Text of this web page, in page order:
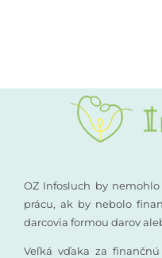
Rané poradenstvo
Vzdelávanie
OZ Infosluch by
prácu, ak by nebolo
darcovia formou darov
Veľká vďaka za